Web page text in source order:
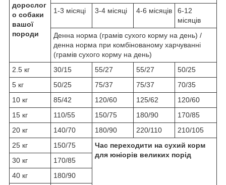
дорослог
о собаки
вашої
породи
1-3 місяці
3-4 місяці 4-6 місяців
6-12
місяців
Денна норма (грамів сухого корму на день) /
денна норма при комбінованому харчуванні
(грамів сухого корму на день)
2.5 кг
30/15 55/27 55/27
50/25
5 кг
50/25 75/37 75/37
70/35
10 кг
85/42 120/60 125/62
120/60
15 кг
110/55 150/75 180/90
170/85
20 кг
140/70 180/90 220/110
210/105
25 кг
150/75
Час переходити на сухий корм
для юніорів великих порід
30 кг
170/85
40 кг
180/90